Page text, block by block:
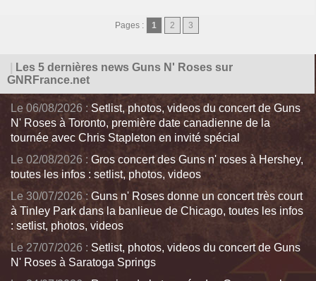
Pages : 1 2 3
Les 5 dernières news Guns N' Roses sur
GNRFrance.net
Le 06/08/2026 : Setlist, photos, videos du concert de Guns
N' Roses à Toronto, première date canadienne de la
tournée avec Chris Stapleton en invité spécial
Le 02/08/2026 : Gros concert des Guns n' roses à Hershey,
toutes les infos : setlist, photos, videos
Le 30/07/2026 : Guns n' Roses donne un concert très court
à Tinley Park dans la banlieue de Chicago, toutes les infos
: setlist, photos, videos
Le 27/07/2026 : Setlist, photos, videos du concert de Guns
N' Roses à Saratoga Springs